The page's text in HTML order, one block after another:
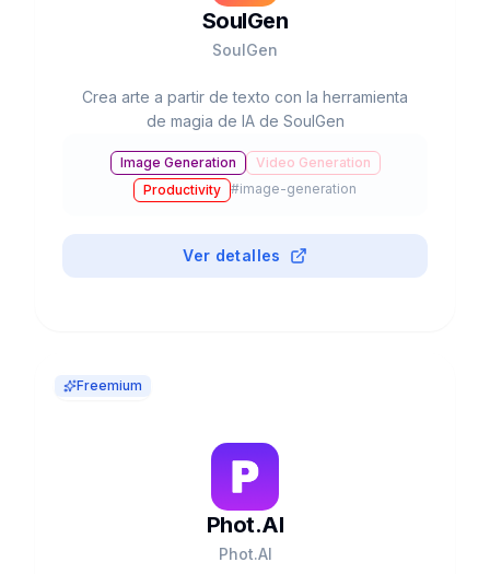
SoulGen
SoulGen
Crea arte a partir de texto con la herramienta
de magia de IA de SoulGen
Image Generation
Video Generation
Productivity #image-generation
Ver detalles
Freemium
Phot.AI
Phot.AI